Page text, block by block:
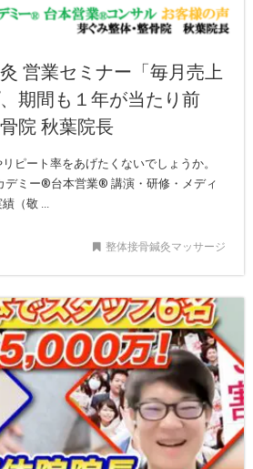
営業セミナー「毎月売上
期間も１年が当たり前
院 秋葉院長
ピート率をあげたくないでしょうか。
デミー®︎台本営業®︎ 講演・研修・メディ
（敬 ...
整体接骨鍼灸マッサージ